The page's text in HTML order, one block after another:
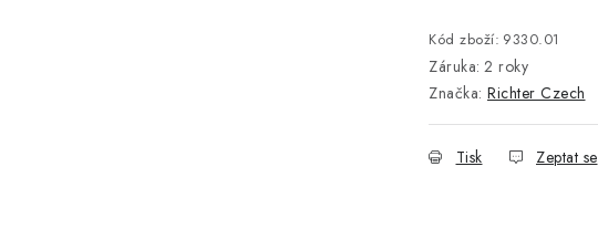
Kód zboží: 9330.01
Záruka: 2 roky
Značka: Richter Czech
Tisk Zeptat se